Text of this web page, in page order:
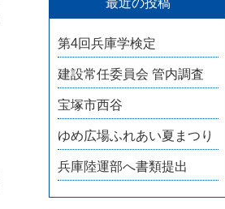
最近の投稿
第4回兵庫学検定
建設常任委員会 管内調査
宝塚市西谷
ゆめ広場ふれあい夏まつり
兵庫陸運部へ書類提出